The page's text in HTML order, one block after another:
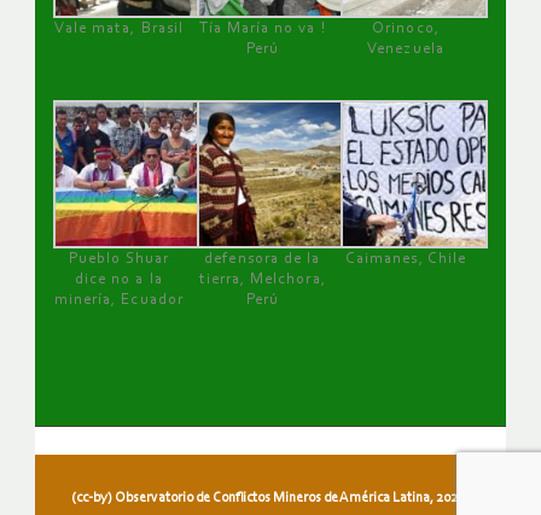
Vale mata, Brasil
Tía María no va !
Perú
Orinoco,
Venezuela
Pueblo Shuar
dice no a la
minería, Ecuador
defensora de la
tierra, Melchora,
Perú
Caimanes, Chile
(cc-by) Observatorio de Conflictos Mineros de América Latina, 2026